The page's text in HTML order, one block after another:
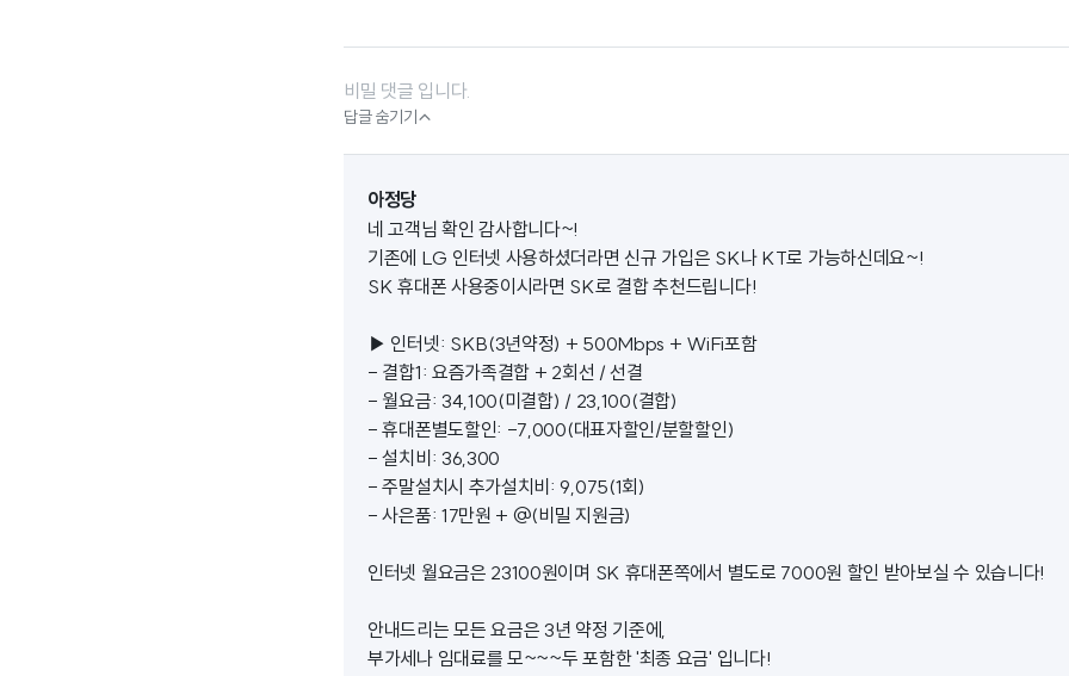
비밀 댓글 입니다.
답글 숨기기
아정당
네 고객님 확인 감사합니다~!
기존에 LG 인터넷 사용하셨더라면 신규 가입은 SK나 KT로 가능하신데요~!
SK 휴대폰 사용중이시라면 SK로 결합 추천드립니다!
▶ 인터넷: SKB(3년약정) + 500Mbps + WiFi포함
- 결합1: 요즘가족결합 + 2회선 / 선결
- 월요금: 34,100(미결합) / 23,100(결합)
- 휴대폰별도할인: -7,000(대표자할인/분할할인)
- 설치비: 36,300
- 주말설치시 추가설치비: 9,075(1회)
- 사은품: 17만원 + @(비밀 지원금)
인터넷 월요금은 23100원이며 SK 휴대폰쪽에서 별도로 7000원 할인 받아보실 수 있습니다!
안내드리는 모든 요금은 3년 약정 기준에,
부가세나 임대료를 모~~~두 포함한 '최종 요금' 입니다!